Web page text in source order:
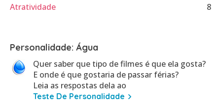
Atratividade
8
Personalidade: Água
Quer saber que tipo de filmes é que ela gosta?
E onde é que gostaria de passar férias?
Leia as respostas dela ao
Teste De Personalidade